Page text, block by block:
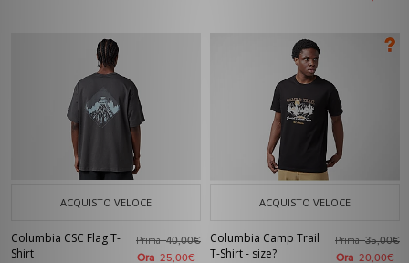
ACQUISTO VELOCE
Columbia CSC Flag T-
Shirt
Prima40,00€
Ora 25,00€
ACQUISTO VELOCE
Columbia Camp Trail
T-Shirt - size?
Prima35,00€
Ora 20,00€